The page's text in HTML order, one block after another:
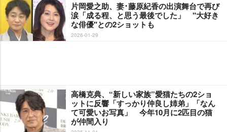
片岡愛之助、妻･藤原紀香の出演舞台で再び
涙「成る程、と思う最後でした」 "大好き
な俳優"との2ショットも
2026-01-29
高橋克典、“新しい家族”愛猫たちの2ショ
ットに反響「すっかり仲良し姉弟」「なん
て可愛いお写真」 今年10月に2匹目の猫
が仲間入り